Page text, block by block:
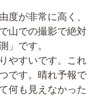
度が非常に高く、
山での撮影で絶対
」です。
やすいです。これ
です。晴れ予報で
何も見えなかった